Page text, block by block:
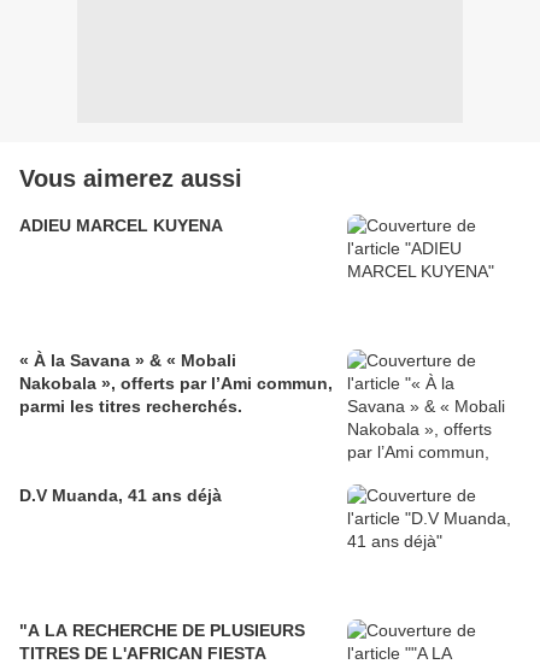
Vous aimerez aussi
ADIEU MARCEL KUYENA
« À la Savana » & « Mobali
Nakobala », offerts par l’Ami commun,
parmi les titres recherchés.
D.V Muanda, 41 ans déjà
"A LA RECHERCHE DE PLUSIEURS
TITRES DE L'AFRICAN FIESTA